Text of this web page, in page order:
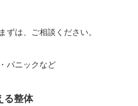
ずは、ご相談ください。
パニックなど
る整体